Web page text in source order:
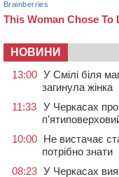
НОВИНИ
13:00 У Смілі біля
загинула жінка
11:33 У Черкасах
10:00 Не вистачає
потрібно знати
08:23 У Черкасах